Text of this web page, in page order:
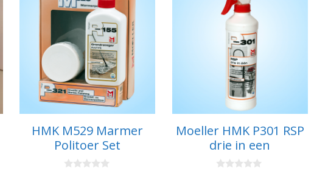
HMK M529 Marmer
Politoer Set
Moeller HMK P301 RSP
drie in een